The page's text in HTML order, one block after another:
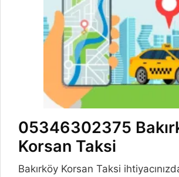
05346302375
Korsan Taksi
Bakırköy Korsan Taksi